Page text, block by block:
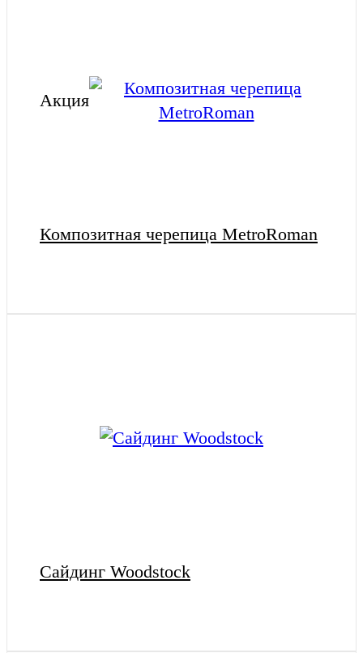
Акция
Композитная черепица MetroRoman
Cайдинг Woodstock